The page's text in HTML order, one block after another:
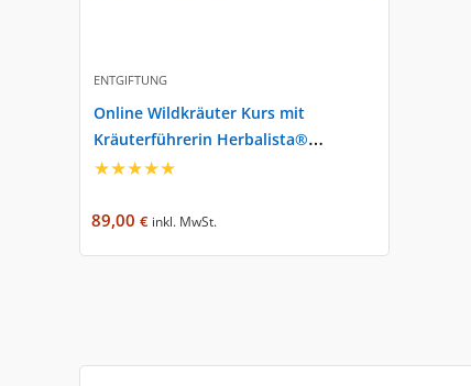
ENTGIFTUNG
Online Wildkräuter Kurs mit
Kräuterführerin Herbalista®
Gabriele Leonie Bräutigam
★★★★★
89,00€ inkl. MwSt.